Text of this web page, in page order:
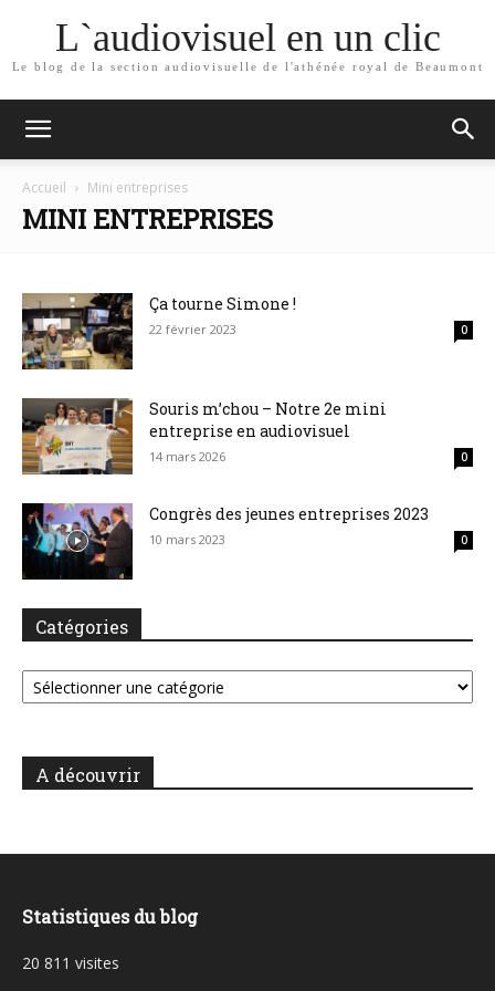
L`audiovisuel en un clic
Le blog de la section audiovisuelle de l'athénée royal de Beaumont
Accueil Mini entreprises
MINI ENTREPRISES
Ça tourne Simone !
22 février 2023 0
Souris m’chou – Notre 2e mini
entreprise en audiovisuel
14 mars 2026 0
Congrès des jeunes entreprises 2023
10 mars 2023 0
Catégories
Catégories
A découvrir
Statistiques du blog
20 811 visites